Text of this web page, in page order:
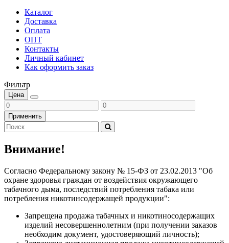
Каталог
Доставка
Оплата
ОПТ
Контакты
Личный кабинет
Как оформить заказ
Фильтр
Цена
Применить
Внимание!
Согласно Федеральному закону № 15-ФЗ от 23.02.2013 "Об
охране здоровья граждан от воздействия окружающего
табачного дыма, последствий потребления табака или
потребления никотинсодержащей продукции":
Запрещена продажа табачных и никотиносодержащих
изделий несовершеннолетним (при получении заказов
необходим документ, удостоверяющий личность);